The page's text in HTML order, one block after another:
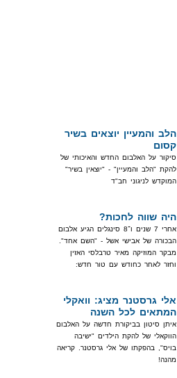
הלב והמעיין יוצאים בשיר
קסום
סיקור על האלבום החדש והאיכותי של
להקת "הלב והמעיין" - "יוצאין בשיר"
המוקדש לניגוני חב"ד
היה שווה לחכות?
אחרי 7 שנים ו־8 סינגלים הגיע אלבום
הבכורה של אבישי אשל - "השם אחד".
מבקר המוזיקה מאיר טרבלסי האזין
וחזר לאחר כחודש עם טור חדש:
אלי גרסטנר מציג: וואקלי
המתאים לכל השנה
איתן סיטון בביקורת חדשה על האלבום
הווקאלי של להקת הילדים "ישיבה
בויס", בהפקתו של אלי גרסטנר. קריאה
מהנה!